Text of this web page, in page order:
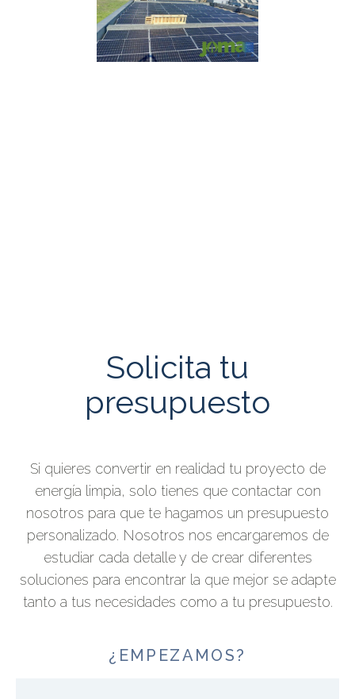
Solicita tu
presupuesto
Si quieres convertir en realidad tu proyecto de
energía limpia, solo tienes que contactar con
nosotros para que te hagamos un presupuesto
personalizado. Nosotros nos encargaremos de
estudiar cada detalle y de crear diferentes
soluciones para encontrar la que mejor se adapte
tanto a tus necesidades como a tu presupuesto.
¿EMPEZAMOS?